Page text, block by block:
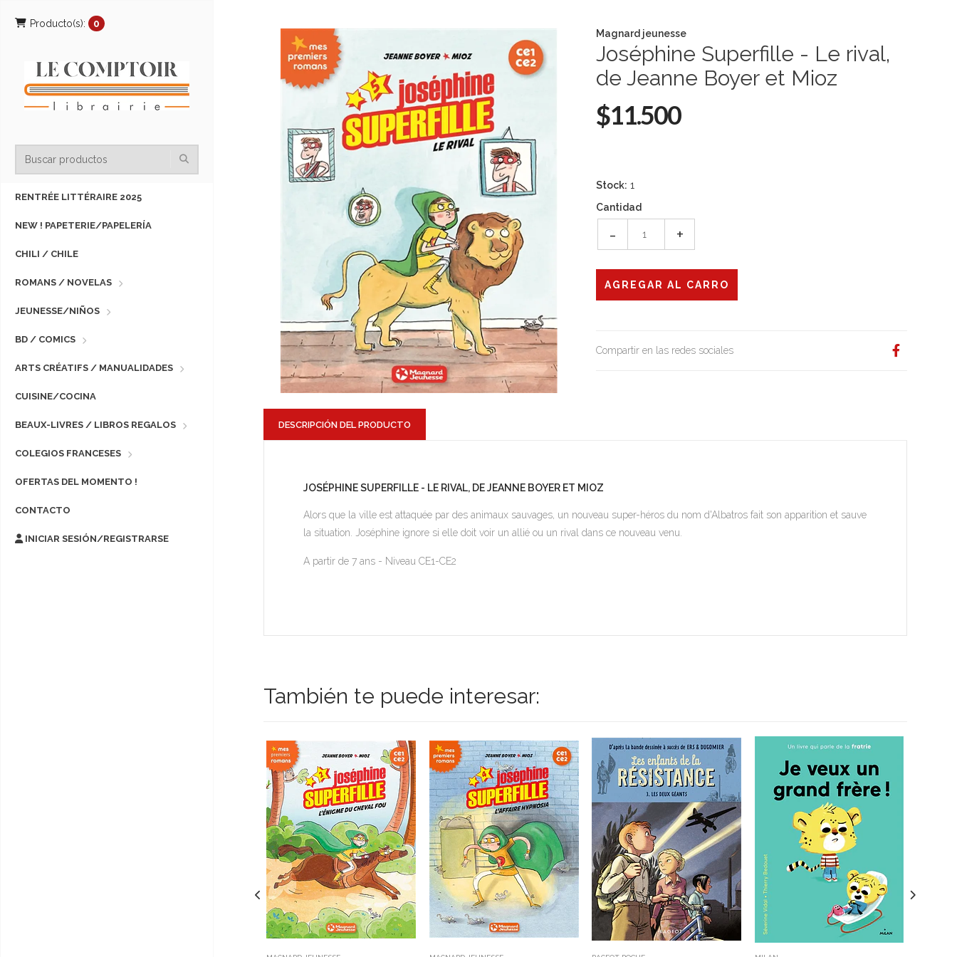
Producto(s): 0
RENTRÉE LITTÉRAIRE 2025
NEW ! PAPETERIE/PAPELERÍA
CHILI / CHILE
ROMANS / NOVELAS
JEUNESSE/NIÑOS
BD / COMICS
ARTS CRÉATIFS / MANUALIDADES
CUISINE/COCINA
BEAUX-LIVRES / LIBROS REGALOS
COLEGIOS FRANCESES
OFERTAS DEL MOMENTO !
CONTACTO
INICIAR SESIÓN/REGISTRARSE
Magnard jeunesse
Joséphine Superfille - Le rival,
de Jeanne Boyer et Mioz
$11.500
Stock: 1
Cantidad
- +
Compartir en las redes sociales
DESCRIPCIÓN DEL PRODUCTO
JOSÉPHINE SUPERFILLE - LE RIVAL, DE JEANNE BOYER ET MIOZ
Alors que la ville est attaquée par des animaux sauvages, un nouveau super-héros du nom d'Albatros fait son apparition et sauve
la situation. Joséphine ignore si elle doit voir un allié ou un rival dans ce nouveau venu.
A partir de 7 ans - Niveau CE1-CE2
También te puede interesar: